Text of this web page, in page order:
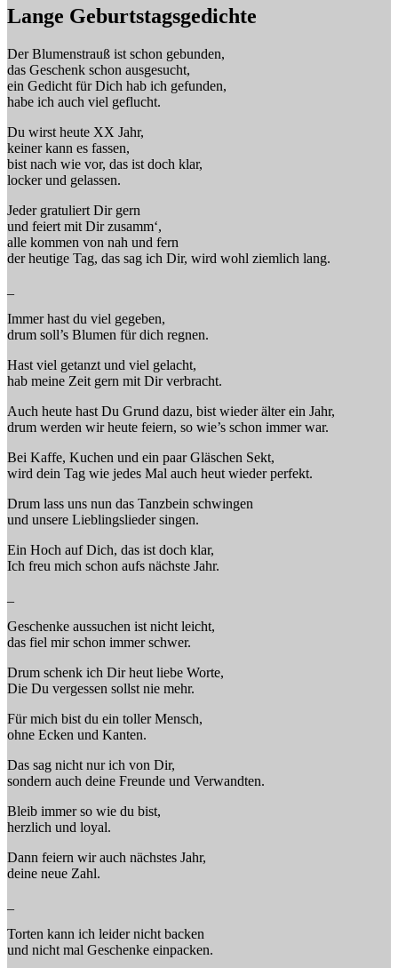
Lange Geburtstagsgedichte
Der Blumenstrauß ist schon gebunden,
das Geschenk schon ausgesucht,
ein Gedicht für Dich hab ich gefunden,
habe ich auch viel geflucht.
Du wirst heute XX Jahr,
keiner kann es fassen,
bist nach wie vor, das ist doch klar,
locker und gelassen.
Jeder gratuliert Dir gern
und feiert mit Dir zusamm‘,
alle kommen von nah und fern
der heutige Tag, das sag ich Dir, wird wohl ziemlich lang.
Immer hast du viel gegeben,
drum soll’s Blumen für dich regnen.
Hast viel getanzt und viel gelacht,
hab meine Zeit gern mit Dir verbracht.
Auch heute hast Du Grund dazu, bist wieder älter ein Jahr,
drum werden wir heute feiern, so wie’s schon immer war.
Bei Kaffe, Kuchen und ein paar Gläschen Sekt,
wird dein Tag wie jedes Mal auch heut wieder perfekt.
Drum lass uns nun das Tanzbein schwingen
und unsere Lieblingslieder singen.
Ein Hoch auf Dich, das ist doch klar,
Ich freu mich schon aufs nächste Jahr.
Geschenke aussuchen ist nicht leicht,
das fiel mir schon immer schwer.
Drum schenk ich Dir heut liebe Worte,
Die Du vergessen sollst nie mehr.
Für mich bist du ein toller Mensch,
ohne Ecken und Kanten.
Das sag nicht nur ich von Dir,
sondern auch deine Freunde und Verwandten.
Bleib immer so wie du bist,
herzlich und loyal.
Dann feiern wir auch nächstes Jahr,
deine neue Zahl.
Torten kann ich leider nicht backen
und nicht mal Geschenke einpacken.